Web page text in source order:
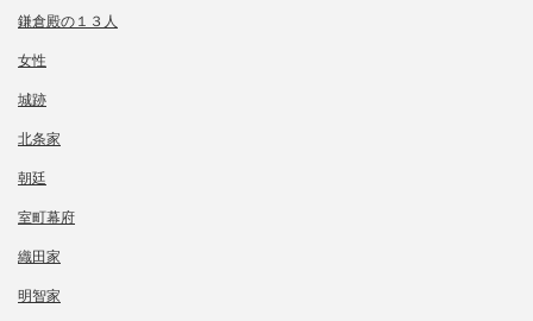
鎌倉殿の１３人
女性
城跡
北条家
朝廷
室町幕府
織田家
明智家